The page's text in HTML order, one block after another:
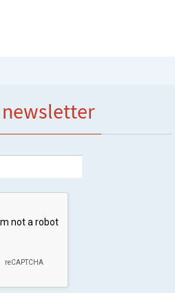
newsletter